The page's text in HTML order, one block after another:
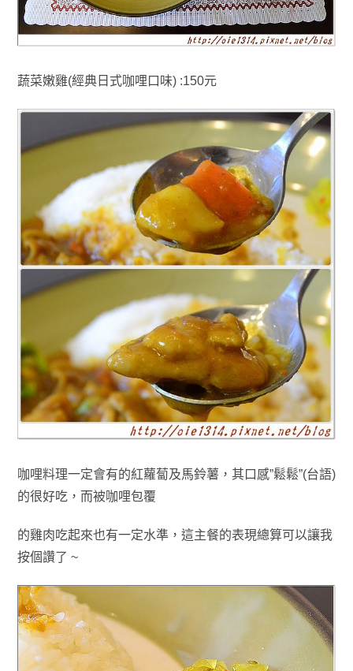
蔬菜嫩雞(經典日式咖哩口味) :150元
咖哩料理一定會有的紅蘿蔔及馬鈴薯，其口感”鬆鬆”(台語)
的很好吃，而被咖哩包覆
的雞肉吃起來也有一定水準，這主餐的表現總算可以讓我
按個讚了 ~